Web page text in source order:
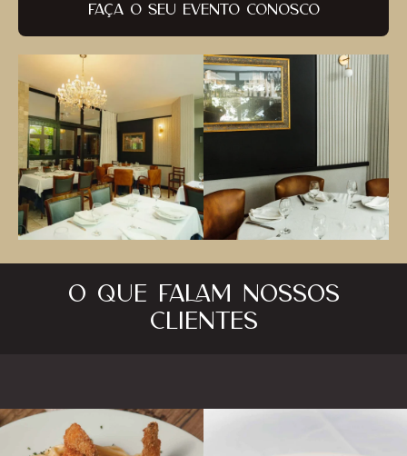
FAÇA O SEU EVENTO CONOSCO
O QUE FALAM NOSSOS
CLIENTES